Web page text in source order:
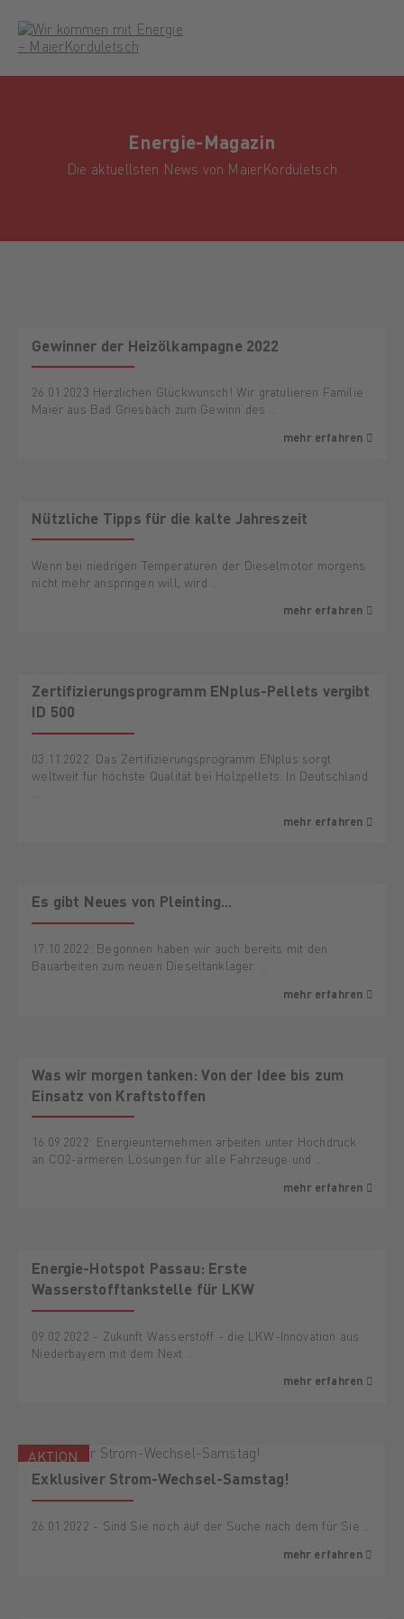
Energie-Magazin
Die aktuellsten News von MaierKorduletsch
Gewinner der Heizölkampagne 2022
26.01.2023 Herzlichen Glückwunsch! Wir gratulieren Familie
Maier aus Bad Griesbach zum Gewinn des …
mehr erfahren
Nützliche Tipps für die kalte Jahreszeit
Wenn bei niedrigen Temperaturen der Dieselmotor morgens
nicht mehr anspringen will, wird …
mehr erfahren
Zertifizierungsprogramm ENplus-Pellets vergibt
ID 500
03.11.2022. Das Zertifizierungsprogramm ENplus sorgt
weltweit für höchste Qualität bei Holzpellets. In Deutschland
mehr erfahren
Es gibt Neues von Pleinting...
17.10.2022: Begonnen haben wir auch bereits mit den
Bauarbeiten zum neuen Dieseltanklager. …
mehr erfahren
Was wir morgen tanken: Von der Idee bis zum
Einsatz von Kraftstoffen
16.09.2022: Energieunternehmen arbeiten unter Hochdruck
an CO2-ärmeren Lösungen für alle Fahrzeuge und …
mehr erfahren
Energie-Hotspot Passau: Erste
Wasserstofftankstelle für LKW
09.02.2022 - Zukunft Wasserstoff - die LKW-Innovation aus
Niederbayern mit dem Next …
mehr erfahren
AKTION
Exklusiver Strom-Wechsel-Samstag!
26.01.2022 - Sind Sie noch auf der Suche nach dem für Sie …
mehr erfahren